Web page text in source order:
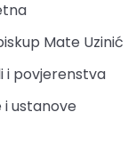
Mate Uzinić
i povjerenstva
i ustanove